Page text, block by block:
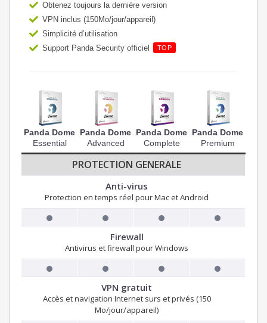
Obtenez toujours la dernière version
VPN inclus (150Mo/jour/appareil)
Simplicité d’utilisation
Support Panda Security officiel
TOP
Panda Dome
Essential
Panda Dome
Advanced
Panda Dome
Complete
Panda Dome
Premium
PROTECTION GENERALE
Anti-virus
Protection en temps réel pour Mac et Android
Firewall
Antivirus et firewall pour Windows
VPN gratuit
Accès et navigation Internet surs et privés (150
Mo/jour/appareil)